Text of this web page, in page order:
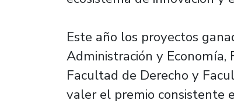
Este año los proyectos
Administración y Economía,
Facultad de Derecho y
valer el premio consistente